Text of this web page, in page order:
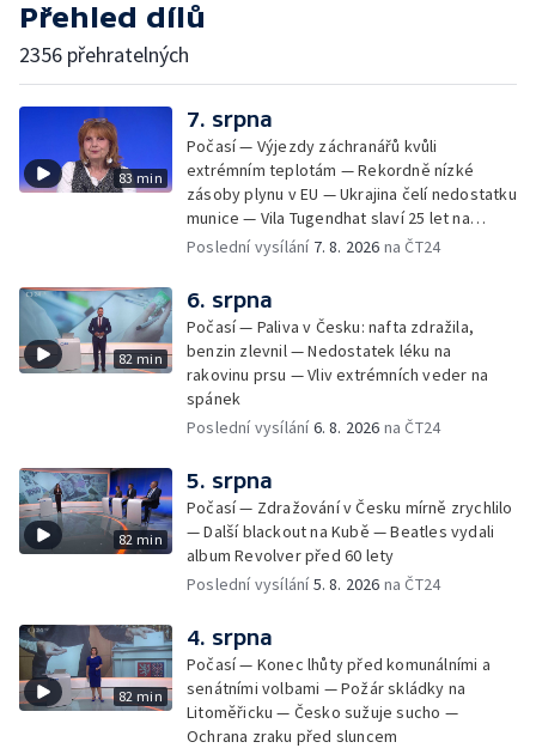
Přehled dílů
2356 přehratelných
83 min
7. srpna
Počasí — Výjezdy záchranářů kvůli
extrémním teplotám — Rekordně nízké
zásoby plynu v EU — Ukrajina čelí nedostatku
munice — Vila Tugendhat slaví 25 let na
seznamu UNESCO
Poslední vysílání 7. 8. 2026 na ČT24
82 min
6. srpna
Počasí — Paliva v Česku: nafta zdražila,
benzin zlevnil — Nedostatek léku na
rakovinu prsu — Vliv extrémních veder na
spánek
Poslední vysílání6. 8. 2026 na ČT24
82 min
5. srpna
Počasí — Zdražování v Česku mírně zrychlilo
— Další blackout na Kubě — Beatles vydali
album Revolver před 60 lety
Poslední vysílání5. 8. 2026 na ČT24
82 min
4. srpna
Počasí — Konec lhůty před komunálními a
senátními volbami — Požár skládky na
Litoměřicku — Česko sužuje sucho —
Ochrana zraku před sluncem